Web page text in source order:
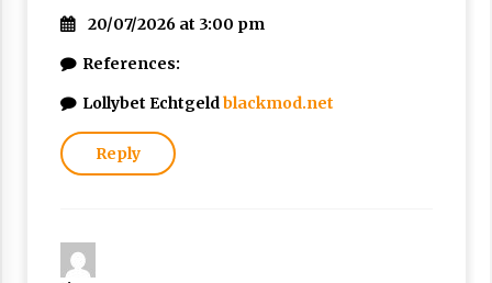
20/07/2026 at 3:00 pm
References:
Lollybet Echtgeldblackmod.net
Reply